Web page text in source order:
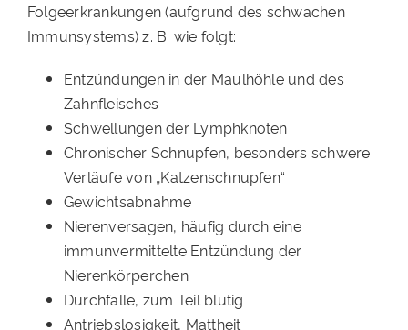
Folgeerkrankungen (aufgrund des schwachen
Immunsystems) z. B. wie folgt:
Entzündungen in der Maulhöhle und des
Zahnfleisches
Schwellungen der Lymphknoten
Chronischer Schnupfen, besonders schwere
Verläufe von „Katzenschnupfen“
Gewichtsabnahme
Nierenversagen, häufig durch eine
immunvermittelte Entzündung der
Nierenkörperchen
Durchfälle, zum Teil blutig
Antriebslosigkeit, Mattheit